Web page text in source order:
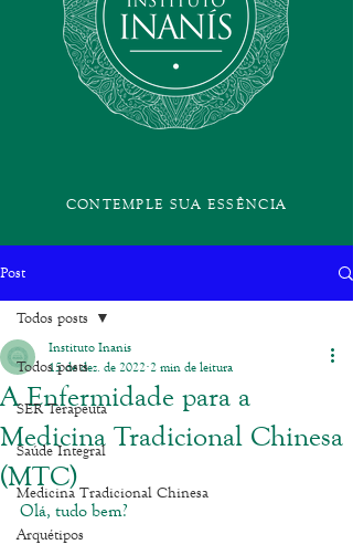
CONTEMPLE SUA ESSÊNCIA
Post
Todos posts
SER Terapeuta
Saúde Integral
Medicina Tradicional Chinesa
Arquétipos
Todos posts
A Enfermidade para a
Medicina Tradicional Chinesa
(MTC)
Instituto Inanis
15 de dez. de 2022 2 min de leitura
Olá, tudo bem?